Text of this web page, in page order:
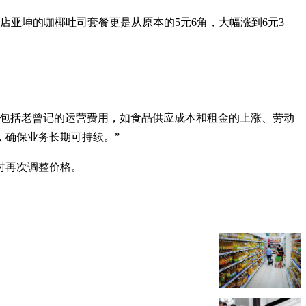
亚坤的咖椰吐司套餐更是从原本的5元6角，大幅涨到6元3
括老曾记的运营费用，如食品供应成本和租金的上涨、劳动
保业务长期可持续。”
次调整价格。